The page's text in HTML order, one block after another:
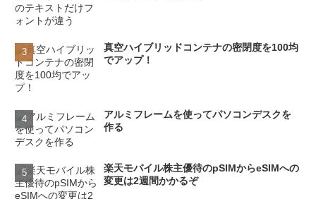
真空ハイブリッドコンテナの密閉度を100均
でアップ！
アルミフレームを使ってパソコンデスクを
作る
楽天モバイル株主優待のpSIMからeSIMへの
変更は2週間かかるぞ